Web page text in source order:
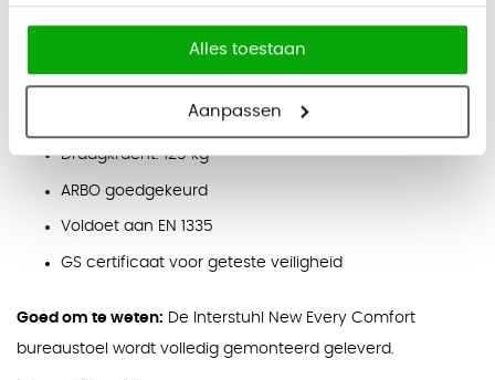
Alles toestaan
Aanpassen
Extra dikke zitting voor langdurig zitcomfort
Hoge gestoffeerde rugleuning
Geschikt voor meer dan 8 uur gebruik per persoon per
Draagkracht: 125 kg
ARBO goedgekeurd
Voldoet aan EN 1335
GS certificaat voor geteste veiligheid
Goed om te weten: De Interstuhl New Every Comfort
bureaustoel wordt volledig gemonteerd geleverd.